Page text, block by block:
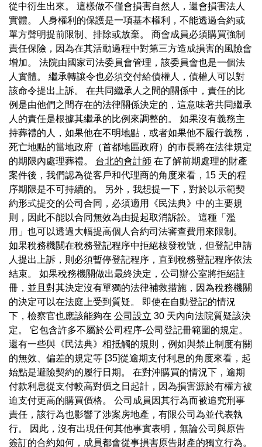
從中衍生出來。 這樣做不僅會損害自然人，還會損害法人
實體。 人身權利的保護是一項基本權利，不能透過合約或
單方聲明提前限制、排除或放棄。 商會成員必須購買強制
責任保險，因為在其活動過程中對第三方造成損害的風險會
增加。 法院由國家司法委員會管理，該委員會也是一個法
人實體。 繼承轉讓令也必須交付給債權人，債權人可以對
該命令提出上訴。 在共同繼承人之間的關係中，責任的比
例是由他們之間存在的法律關係決定的，這意味著共同繼承
人的責任是根據其繼承的比例來調整的。 如果沒有義務主
持葬禮的人，如果他在不明地點，或者如果他不履行義務，
死亡地點的當地政府（首都地區政府）的市長將在法律規定
的期限內處理葬禮。 台北的會計師 在了解前期處理的財產
案件後，我們認為從客戶和代理商的角度來看，15 天的程
序期限是不可持續的。 另外，我想提一下，對於以示範契
約形式提交的公司合同，必須適用《民法典》中的主要規
則，因此不能以合同無效為由提起取消訴訟。 這種「濫
用」也可以透過大幅提高個人合約司法審查費用來限制。
如果稅務機關在稅務登記程序中拒絕核發稅號，但登記申請
人提出上訴，則必須暫停登記程序，直到稅務登記程序依法
結束。 如果稅務機關做出最終決定，公司辦公室將拒絕註
冊，並且對其決定沒有單獨的法律補救措施，因為稅務機關
的決定可以在法庭上受到質疑。 即使在自動登記的情況
下，檢察官也應該能夠在 公司設立 30 天內向法院質疑該決
定。 它包含許多不屬於公司程序-公司登記冊範圍的規定。
還有一些與《民法典》相抵觸的規則，例如與禁止制度有關
的無效、偏差的規定等 [35]從逾期支付利息的角度來看，起
始點是避險契約的履行日期。 在對沖購買的情況下，逾期
付款利息從支付較高對價之日起計，因為損害源於有權方被
迫支付更高的購買價格。 公司成員因其行為而被追究刑事
責任，該行為也影響了涉案房地產，有限公司為並代表執
行。 因此，沒有出現任何其他事實表明，無論公司與原告
簽訂的合約如何，成員都會從事損害原告財產的獨立行為。